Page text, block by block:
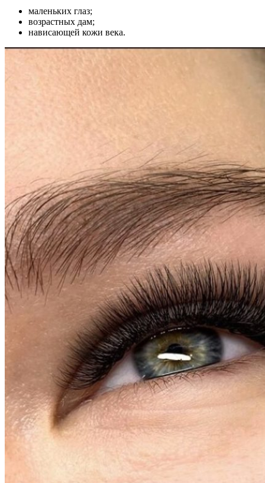
маленьких глаз;
возрастных дам;
нависающей кожи века.